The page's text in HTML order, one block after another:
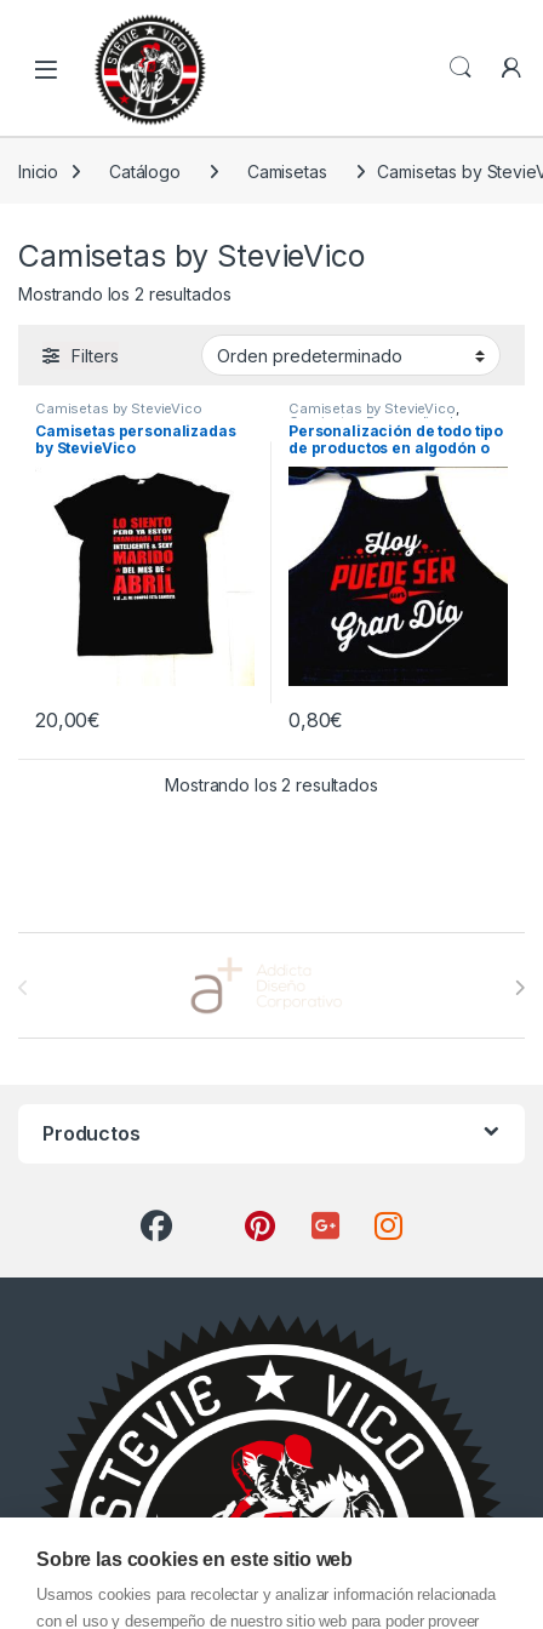
Skip to navigation
Open
Inicio Catálogo Camisetas Camisetas by
Camisetas by StevieVico
Mostrando los 2 resultados
Filters
Camisetas by StevieVico
Camisetas personalizadas
by StevieVico
20,00€
Camisetas by StevieVico,
Camisetas Personalizadas
Productos Personalizados
Personalización de todo tipo
de productos en algodón o
poliester
0,80€
Mostrando los 2 resultados
Brands Carousel
Productos
Sobre las cookies en este sitio web
Usamos cookies para recolectar y analizar información relacionada
con el uso y desempeño de nuestro sitio web para poder proveer